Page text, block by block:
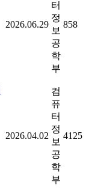
2026.06.29
터
정
보
공
학
부
858
2026.04.02
컴
퓨
터
정
보
공
학
부
4125